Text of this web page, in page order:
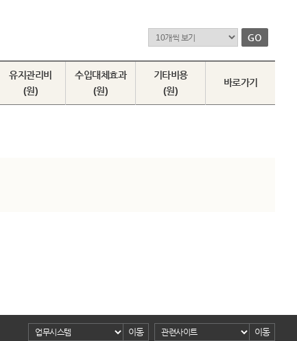
유지관리비
(원)
수입대체효과
(원)
기타비용
(원)
바로가기
이동 이동